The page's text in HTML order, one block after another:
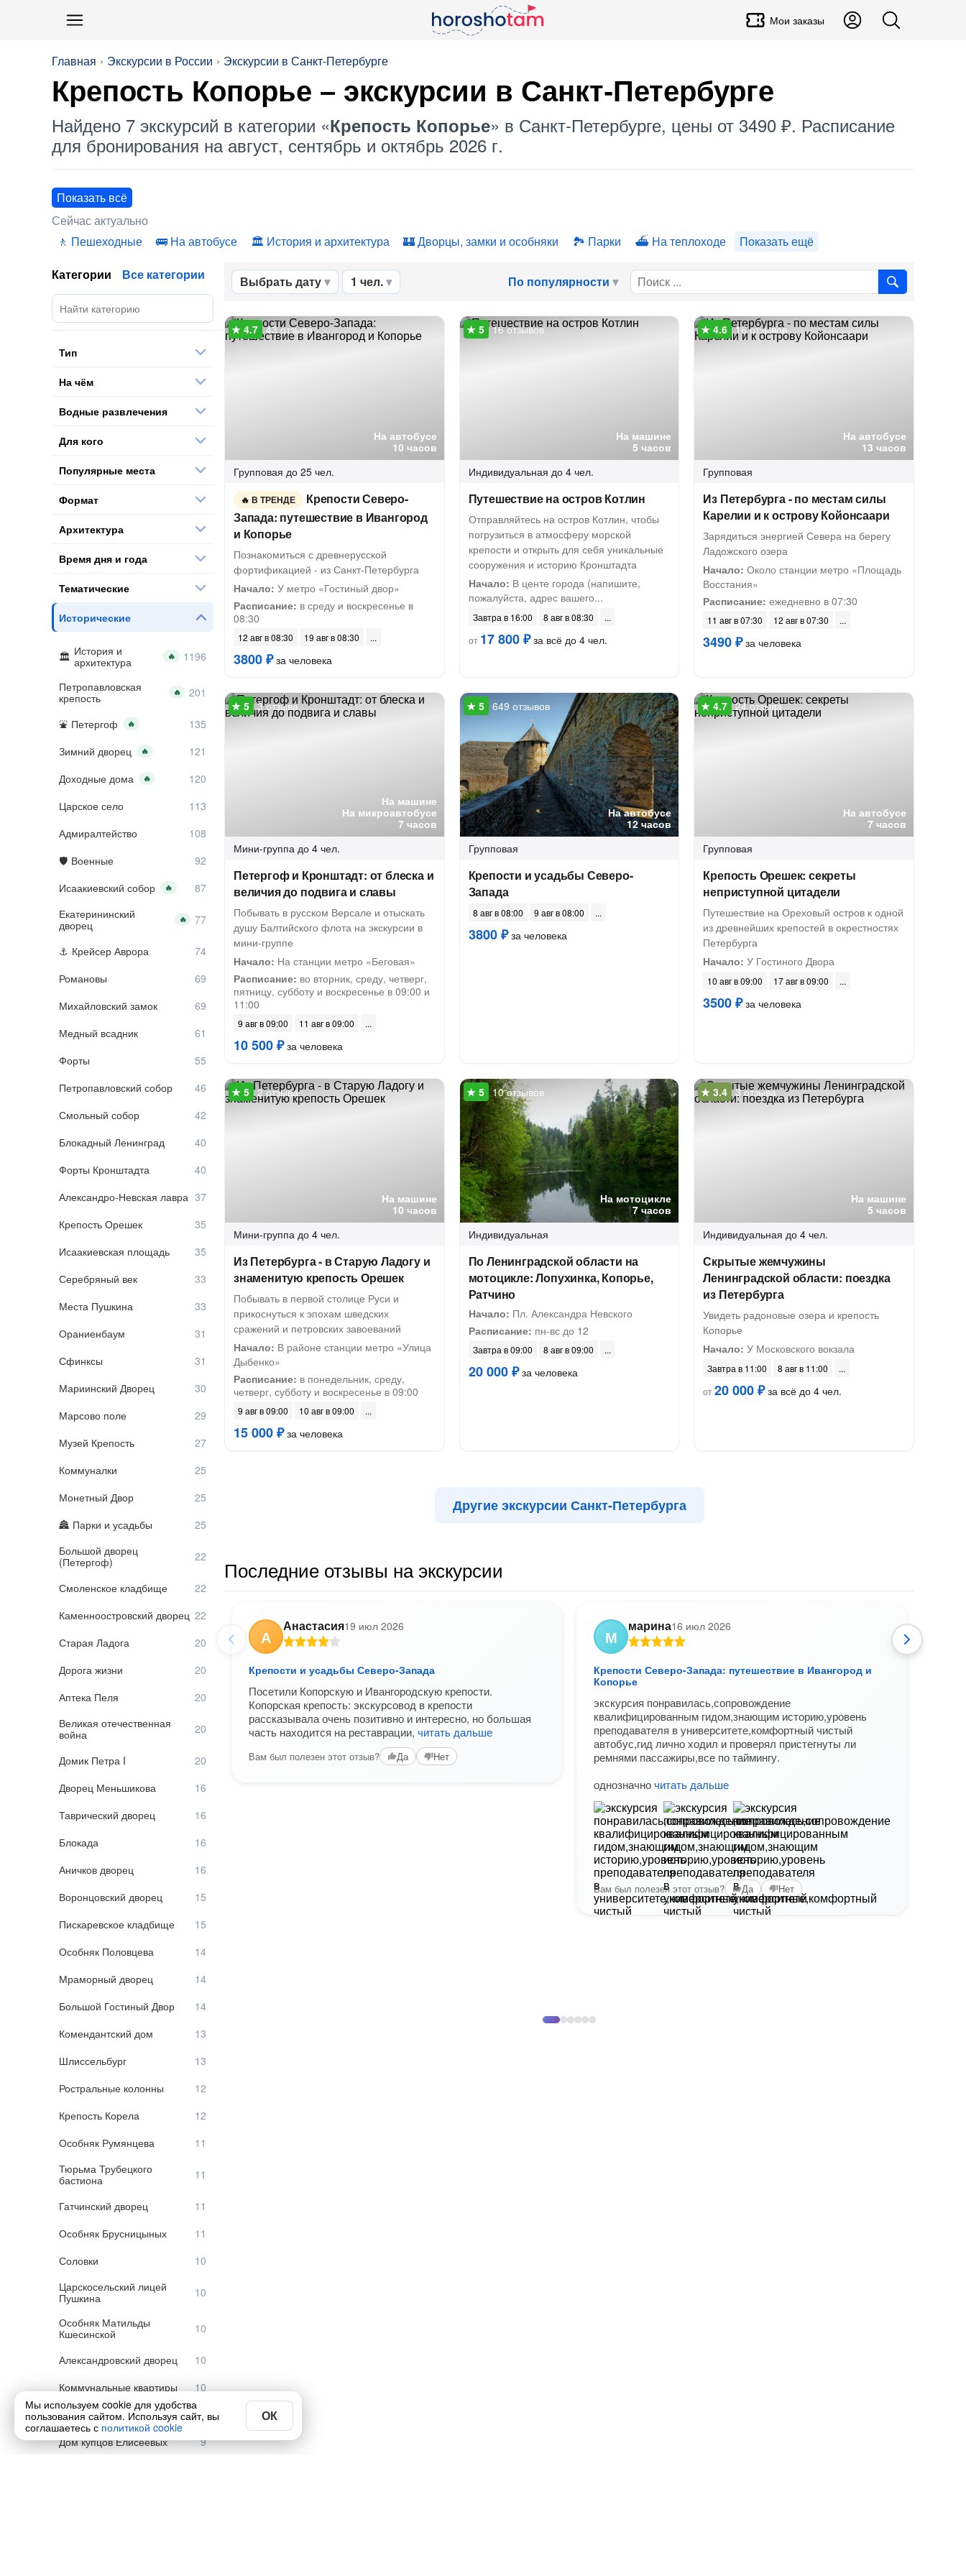
Мои заказы
Главная Экскурсии в России Экскурсии в Санкт-Петербурге
Крепость Копорье – экскурсии в Санкт-Петербурге
Найдено 7 экскурсий в категории «Крепость Копорье» в Санкт-Петербурге, цены от 3490 ₽. Расписание
для бронирования на август, сентябрь и октябрь 2026 г.
Показать всё
Сейчас актуально
Пешеходные
На автобусе История и архитектура Дворцы, замки и особняки Парки На теплоходе Показать ещё
Выбрать дату 1 чел. По популярности
На автобусе
10 часов
43 отзыва
Групповая до 25 чел.
В ТРЕНДЕ
Крепости Северо-
Запада: путешествие в Ивангород
и Копорье
Познакомиться с древнерусской
фортификацией - из Санкт-Петербурга
Начало: У метро «Гостиный двор»
Расписание: в среду и воскресенье в
08:30
12 авг в 08:30 19 авг в 08:30
3800 ₽за человека
На машине
5 часов
16 отзывов
Индивидуальная до 4 чел.
Путешествие на остров Котлин
Отправляйтесь на остров Котлин, чтобы
погрузиться в атмосферу морской
крепости и открыть для себя уникальные
сооружения и историю Кронштадта
Начало: В центе города (напишите,
пожалуйста, адрес вашего...
Завтра в 16:00
8 авг в 08:30
от 17 800 ₽за всё до 4 чел.
На автобусе
13 часов
16 отзывов
Групповая
Из Петербурга - по местам силы
Карелии и к острову Койонсаари
Зарядиться энергией Севера на берегу
Ладожского озера
Начало: Около станции метро «Площадь
Восстания»
Расписание: ежедневно в 07:30
11 авг в 07:30 12 авг в 07:30
3490 ₽за человека
На машине
На микроавтобусе
7 часов
3 отзыва
Мини-группа до 4 чел.
Петергоф и Кронштадт: от блеска и
величия до подвига и славы
Побывать в русском Версале и отыскать
душу Балтийского флота на экскурсии в
мини-группе
Начало: На станции метро «Беговая»
Расписание: во вторник, среду, четверг,
пятницу, субботу и воскресенье в 09:00 и
11:00
9 авг в 09:00 11 авг в 09:00
10 500 ₽за человека
На автобусе
12 часов
649 отзывов
Групповая
Крепости и усадьбы Северо-
Запада
8 авг в 08:00 9 авг в 08:00
3800 ₽за человека
На автобусе
7 часов
24 отзыва
Групповая
Крепость Орешек: секреты
неприступной цитадели
Путешествие на Ореховый остров к одной
из древнейших крепостей в окрестностях
Петербурга
Начало: У Гостиного Двора
10 авг в 09:00 17 авг в 09:00
3500 ₽за человека
На машине
10 часов
2 отзыва
Мини-группа до 4 чел.
Из Петербурга - в Старую Ладогу и
знаменитую крепость Орешек
Побывать в первой столице Руси и
прикоснуться к эпохам шведских
сражений и петровских завоеваний
Начало: В районе станции метро «Улица
Дыбенко»
Расписание: в понедельник, среду,
четверг, субботу и воскресенье в 09:00
9 авг в 09:00 10 авг в 09:00
15 000 ₽за человека
На мотоцикле
7 часов
10 отзывов
Индивидуальная
По Ленинградской области на
мотоцикле: Лопухинка, Копорье,
Ратчино
Начало: Пл. Александра Невского
Расписание: пн-вс до 12
Завтра в 09:00 8 авг в 09:00
20 000 ₽за человека
На машине
5 часов
3 отзыва
Индивидуальная до 4 чел.
Скрытые жемчужины
Ленинградской области: поездка
из Петербурга
Увидеть радоновые озера и крепость
Копорье
Начало: У Московского вокзала
Завтра в 11:00
8 авг в 11:00
от20 000 ₽за всё до 4 чел.
Другие экскурсии Санкт-Петербурга
Последние отзывы на экскурсии
А
Анастасия19 июл 2026
Крепости и усадьбы Северо-Запада
Посетили Копорскую и Ивангородскую крепости.
Копорская крепость: экскурсовод в крепости
рассказывала очень позитивно и интересно, но большая
часть находится на реставрации, читать дальше
Вам был полезен этот отзыв? Да Нет
М
марина16 июл 2026
Крепости Северо-Запада: путешествие в Ивангород и
Копорье
экскурсия понравилась,сопровождение
квалифицированным гидом,знающим историю,уровень
преподавателя в университете,комфортный чистый
автобус,гид лично ходил и проверял пристегнуты ли
ремнями пассажиры,все по таймингу.
однозначночитать дальше
Вам был полезен этот отзыв? Да Нет
Категории Все категории
Тип
На чём
Водные развлечения
Для кого
Популярные места
Формат
Архитектура
Время дня и года
Тематические
Исторические
История и
архитектура
🔥
Петропавловская
крепость
🔥
Петергоф 🔥
Зимний дворец 🔥
Доходные дома 🔥
Царское село
Адмиралтейство
Военные
Исаакиевский собор
🔥
Екатерининский
дворец
🔥
Крейсер Аврора
Романовы
Михайловский замок
Медный всадник
Форты
Петропавловский собор
Смольный собор
Блокадный Ленинград
Форты Кронштадта
Александро-Невская лавра
Крепость Орешек
Исаакиевская площадь
Серебряный век
Места Пушкина
Ораниенбаум
Сфинксы
Мариинский Дворец
Марсово поле
Музей Крепость
Коммуналки
Монетный Двор
Парки и усадьбы
Большой дворец
(Петергоф)
Смоленское кладбище
Каменноостровский дворец
Старая Ладога
Дорога жизни
Аптека Пеля
Великая отечественная
война
Домик Петра I
Дворец Меньшикова
Таврический дворец
Блокада
Аничков дворец
Воронцовский дворец
Пискаревское кладбище
Особняк Половцева
Мраморный дворец
Большой Гостиный Двор
Комендантский дом
Шлиссельбург
Ростральные колонны
Крепость Корела
Особняк Румянцева
Тюрьма Трубецкого
бастиона
Гатчинский дворец
Особняк Брусницыных
Соловки
Царскосельский лицей
Пушкина
Особняк Матильды
Кшесинской
Александровский дворец
Коммунальные квартиры
Форт Константин
Дом купцов Елисеевых
Мы используем cookie для удобства
пользования сайтом. Используя сайт, вы
соглашаетесь с политикой cookie
ОК